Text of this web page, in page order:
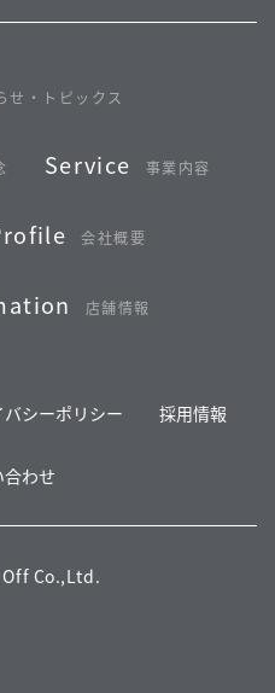
せ・トピックス
Service 事業内容
会社概要
店舗情報
バシーポリシー 採用情報
わせ
Co.,Ltd.